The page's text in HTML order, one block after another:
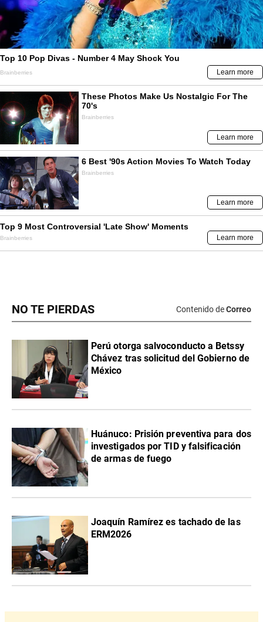
NO TE PIERDAS Contenido deCorreo
Perú otorga salvoconducto a Betssy
Chávez tras solicitud del Gobierno de
México
Huánuco: Prisión preventiva para dos
investigados por TID y falsificación
de armas de fuego
Joaquín Ramírez es tachado de las
ERM2026